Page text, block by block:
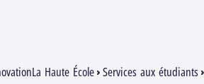
La Haute École Services aux étudiants